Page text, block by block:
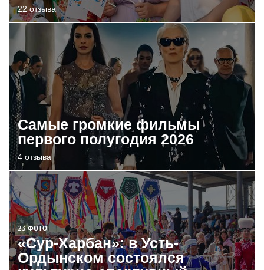
22 отзыва
Самые громкие фильмы
первого полугодия 2026
4 отзыва
23 ФОТО
«Сур-Харбан»: в Усть-
Ордынском состоялся